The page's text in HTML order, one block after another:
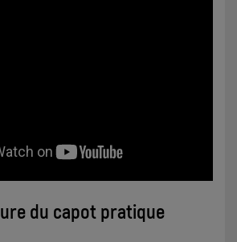
du capot pratique